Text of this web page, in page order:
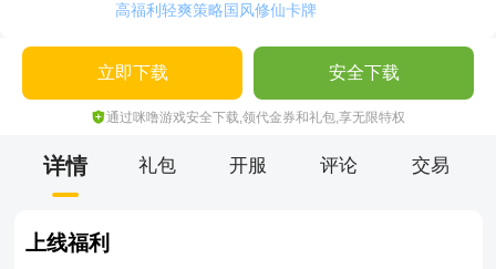
高福利轻爽策略国风修仙卡牌
立即下载 安全下载
通过咪噜游戏安全下载,领代金券和礼包,享无限特权
详情 礼包 开服 评论 交易
上线福利